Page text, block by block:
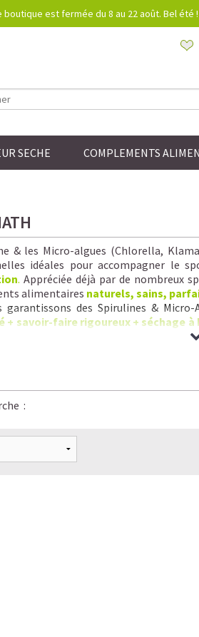
boutique est fermée du 8 au 22 août. Bel été !
SECHE COMPLEMENTS
& les Micro-algues (Chlorella,
idéales pour accompagner le
. Appréciée déjà par de nombreux
alimentaires naturels, sains,
garantissons des Spirulines &
+ savoir-faire rigoureux + séchage
: